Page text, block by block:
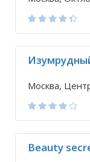
Москва,
Beauty